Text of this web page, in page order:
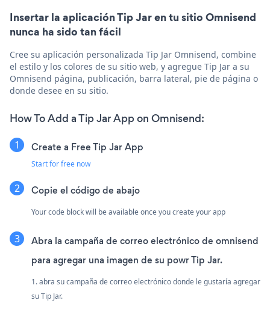
Insertar la aplicación Tip Jar en tu sitio Omnisend
nunca ha sido tan fácil
Cree su aplicación personalizada Tip Jar Omnisend, combine
el estilo y los colores de su sitio web, y agregue Tip Jar a su
Omnisend página, publicación, barra lateral, pie de página o
donde desee en su sitio.
How To Add a Tip Jar App on Omnisend:
Create a Free Tip Jar App
Start for free now
Copie el código de abajo
Your code block will be available once you create your app
Abra la campaña de correo electrónico de omnisend
para agregar una imagen de su powr Tip Jar.
1. abra su campaña de correo electrónico donde le gustaría agregar
su Tip Jar.